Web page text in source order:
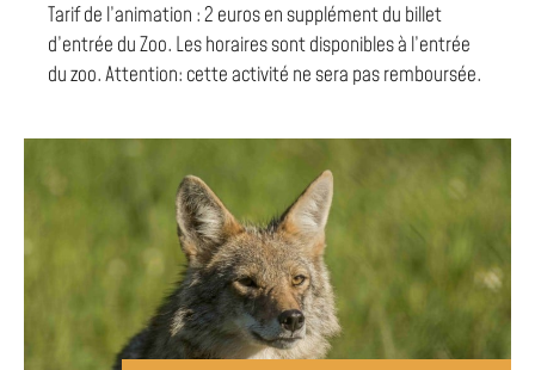
Tarif de l’animation : 2 euros en supplément du billet
d’entrée du Zoo. Les horaires sont disponibles à l’entrée
du zoo. Attention: cette activité ne sera pas remboursée.